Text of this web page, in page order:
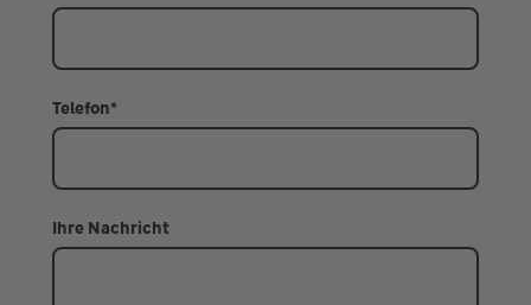
Telefon*
Ihre Nachricht